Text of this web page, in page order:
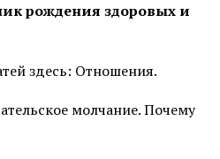
рождения здоровых и
здесь: Отношения.
молчание. Почему